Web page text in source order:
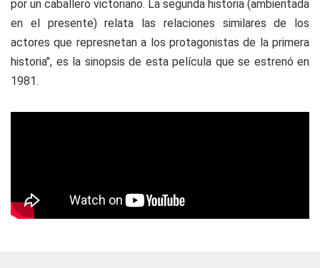
por un caballero victoriano. La segunda historia (ambientada
en el presente) relata las relaciones similares de los
actores que represnetan a los protagonistas de la primera
historia", es la sinopsis de esta película que se estrenó en
1981.